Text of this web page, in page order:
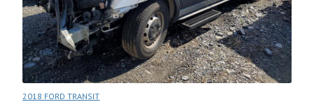
2018 FORD TRANSIT